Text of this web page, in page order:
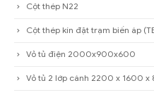
Cột thép N22
Cột thép kín đặt trạm biến áp
Vỏ tủ điện 2000x900x600
Vỏ tủ 2 lớp cánh 2200 x 1600 x